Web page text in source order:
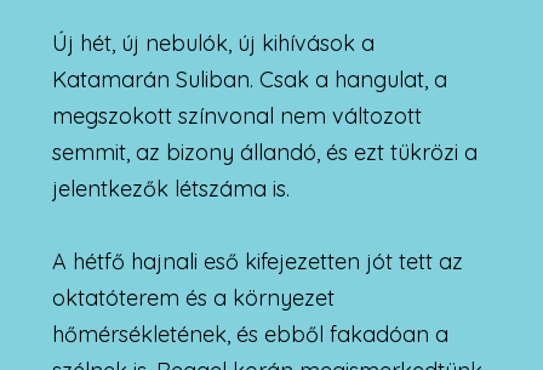
Új hét, új nebulók, új kihívások a
Katamarán Suliban. Csak a hangulat, a
megszokott színvonal nem változott
semmit, az bizony állandó, és ezt tükrözi a
jelentkezők létszáma is.
A hétfő hajnali eső kifejezetten jót tett az
oktatóterem és a környezet
hőmérsékletének, és ebből fakadóan a